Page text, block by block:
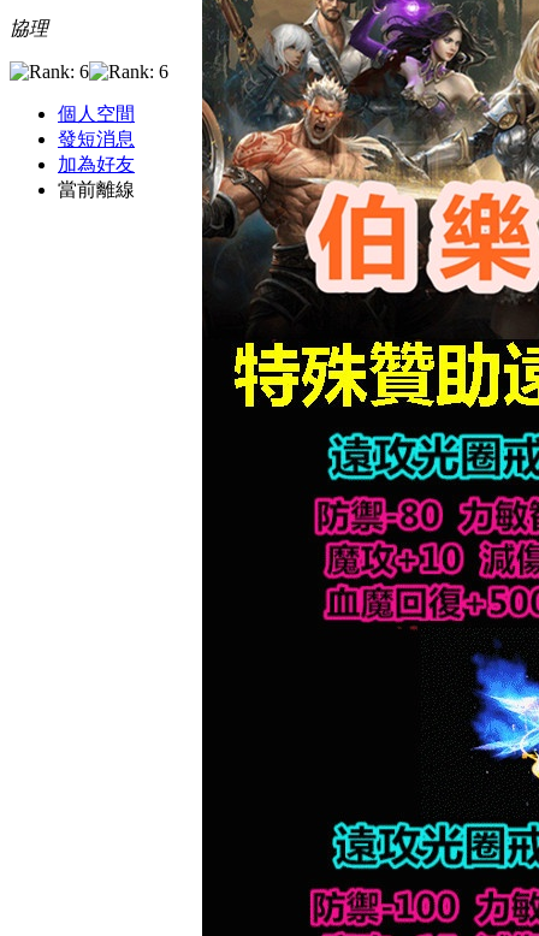
協理
個人空間
發短消息
加為好友
當前離線